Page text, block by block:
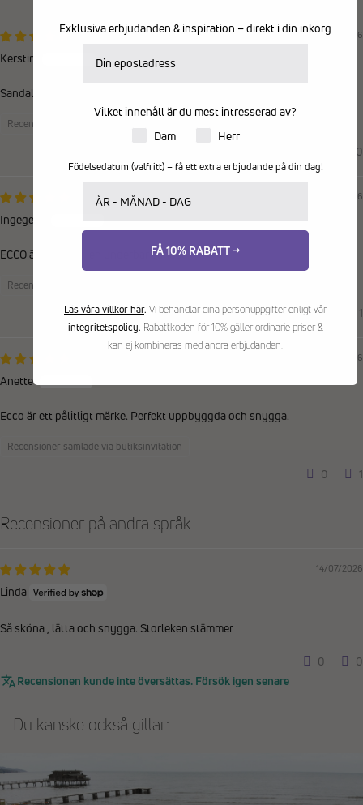
02/06/2026
Kerstin
Sandalerna passade perfekt! Klämmer inte någonstans! Jättenöjd!
Recensioner samlade via butiksinvitation
0
13/05/2026
Ingegerd
ECCO är ju ECCO - en underbar sandal..
Recensioner samlade via butiksinvitation
0 1
22/04/2026
Anette
Ecco är ett pålitligt märke. Perfekt uppbyggda och snygga.
Recensioner samlade via butiksinvitation
0 1
Recensioner på andra språk
14/07/2026
Linda
Så sköna , lätta och snygga. Storleken stämmer
0
0
Recensionen kunde inte översättas. Försök igen senare
Du kanske också gillar:
Exklusiva erbjudanden & inspiration – direkt i din inkorg
Vilket innehåll är du mest intresserad av?
Produkter för dam eller herr
Dam Herr
Födelsedatum (valfritt) – få ett extra erbjudande på din dag!
FÅ 10% RABATT →
Läs våra villkor här. Vi behandlar dina personuppgifter enligt vår
integritetspolicy. Rabattkoden för 10% gäller ordinarie priser &
kan ej kombineras med andra erbjudanden.